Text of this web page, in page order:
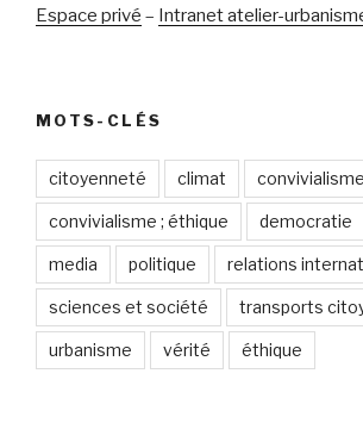
Espace privé – Intranet atelier-
MOTS-CLÉS
citoyenneté climat convivialisme
convivialisme ; éthique democratie
media politique relations
sciences et société transports
urbanisme vérité éthique